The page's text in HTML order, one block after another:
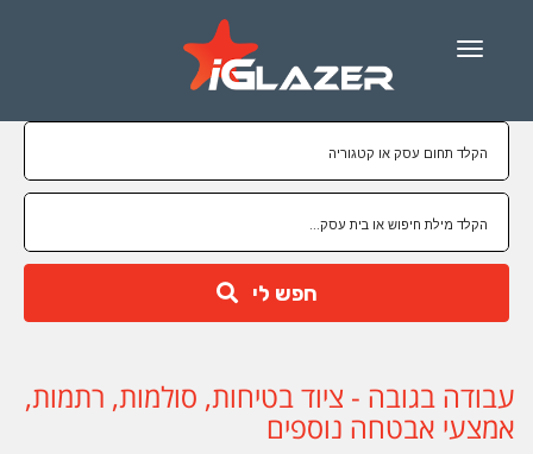
Menu
חפש לי
עבודה בגובה - ציוד בטיחות, סולמות, רתמות,
אמצעי אבטחה נוספים